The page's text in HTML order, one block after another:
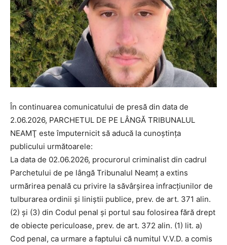
În continuarea comunicatului de presă din data de
2.06.2026, PARCHETUL DE PE LÂNGĂ TRIBUNALUL
NEAMŢ este împuternicit să aducă la cunoştinţa
publicului următoarele:
La data de 02.06.2026, procurorul criminalist din cadrul
Parchetului de pe lângă Tribunalul Neamț a extins
urmărirea penală cu privire la săvârşirea infracţiunilor de
tulburarea ordinii și liniștii publice, prev. de art. 371 alin.
(2) şi (3) din Codul penal şi portul sau folosirea fără drept
de obiecte periculoase, prev. de art. 372 alin. (1) lit. a)
Cod penal, ca urmare a faptului că numitul V.V.D. a comis